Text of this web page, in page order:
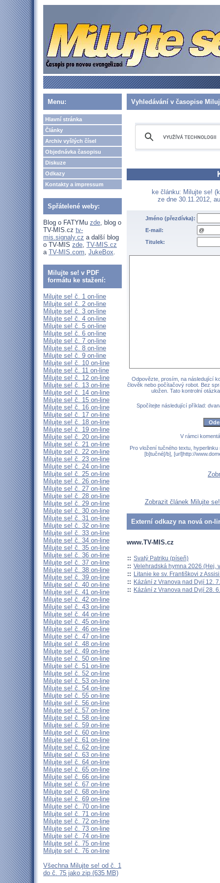
Menu:
Hlavní stránka
Články
Archiv vyšlých čísel
Objednávka časopisu
Diskuze
Odkazy
Kontakty a impressum
Spřátelené weby:
Blog o FATYMu zde, blog o
TV-MIS.cz tv-
mis.signaly.cz a další blog
o TV-MIS zde, TV-MIS.cz
a TV-MIS.com, JukeBox.
Milujte se! v PDF
formátu ke stažení:
Milujte se! č. 1 on-line
Milujte se! č. 2 on-line
Milujte se! č. 3 on-line
Milujte se! č. 4 on-line
Milujte se! č. 5 on-line
Milujte se! č. 6 on-line
Milujte se! č. 7 on-line
Milujte se! č. 8 on-line
Milujte se! č. 9 on-line
Milujte se! č. 10 on-line
Milujte se! č. 11 on-line
Milujte se! č. 12 on-line
Milujte se! č. 13 on-line
Milujte se! č. 14 on-line
Milujte se! č. 15 on-line
Milujte se! č. 16 on-line
Milujte se! č. 17 on-line
Milujte se! č. 18 on-line
Milujte se! č. 19 on-line
Milujte se! č. 20 on-line
Milujte se! č. 21 on-line
Milujte se! č. 22 on-line
Milujte se! č. 23 on-line
Milujte se! č. 24 on-line
Milujte se! č. 25 on-line
Milujte se! č. 26 on-line
Milujte se! č. 27 on-line
Milujte se! č. 28 on-line
Milujte se! č. 29 on-line
Milujte se! č. 30 on-line
Milujte se! č. 31 on-line
Milujte se! č. 32 on-line
Milujte se! č. 33 on-line
Milujte se! č. 34 on-line
Milujte se! č. 35 on-line
Milujte se! č. 36 on-line
Milujte se! č. 37 on-line
Milujte se! č. 38 on-line
Milujte se! č. 39 on-line
Milujte se! č. 40 on-line
Milujte se! č. 41 on-line
Milujte se! č. 42 on-line
Milujte se! č. 43 on-line
Milujte se! č. 44 on-line
Milujte se! č. 45 on-line
Milujte se! č. 46 on-line
Milujte se! č. 47 on-line
Milujte se! č. 48 on-line
Milujte se! č. 49 on-line
Milujte se! č. 50 on-line
Milujte se! č. 51 on-line
Milujte se! č. 52 on-line
Milujte se! č. 53 on-line
Milujte se! č. 54 on-line
Milujte se! č. 55 on-line
Milujte se! č. 56 on-line
Milujte se! č. 57 on-line
Milujte se! č. 58 on-line
Milujte se! č. 59 on-line
Milujte se! č. 60 on-line
Milujte se! č. 61 on-line
Milujte se! č. 62 on-line
Milujte se! č. 63 on-line
Milujte se! č. 64 on-line
Milujte se! č. 65 on-line
Milujte se! č. 66 on-line
Milujte se! č. 67 on-line
Milujte se! č. 68 on-line
Milujte se! č. 69 on-line
Milujte se! č. 70 on-line
Milujte se! č. 71 on-line
Milujte se! č. 72 on-line
Milujte se! č. 73 on-line
Milujte se! č. 74 on-line
Milujte se! č. 75 on-line
Milujte se! č. 76 on-line
Všechna Milujte se! od č. 1
do č. 75 jako zip (635 MB)
Vyhledávání v časopise
ke článku: Milujte se!
ze dne 30.11.2012,
Jméno (přezdívka):
E-mail:
Titulek:
Odpovězte, prosím, na následující
člověk nebo počítačový robot. Bez
uložen. Tato kontrolní
Spočítejte následující příklad:
V rámci
Pro vložení tučného textu,
[b]tučné[/b], [url]http://
Zobrazit článek Milujte
Externí odkazy na nová on-
www.TV-MIS.cz
:: Svatý Patriku (píseň)
:: Velehradská hymna 2026 (Hej,
:: Litanie ke sv. Františkovi z
:: Kázání z Vranova nad Dyjí 12.
:: Kázání z Vranova nad Dyjí 28.